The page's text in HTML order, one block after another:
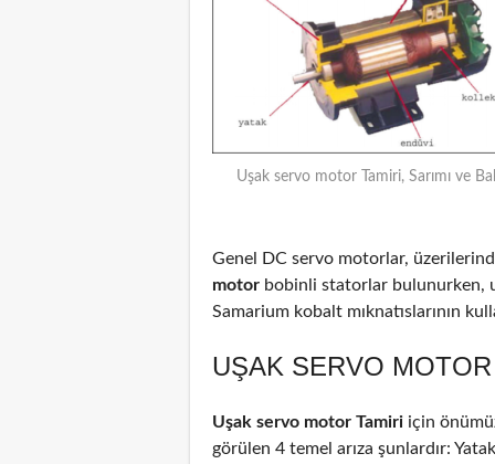
Uşak servo motor Tamiri, Sarımı ve
Genel DC servo motorlar,
motor bobinli statorlar bulunurken,
Samarium kobalt mıknatıslarının
UŞAK SERVO
Uşak servo motor Tamiri için
görülen 4 temel arıza şunlardır: